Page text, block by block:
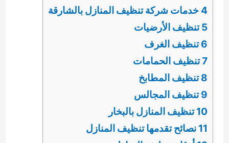
4 خدمات شركة تنظيف المنازل بالشارقة
5 تنظيف الأرضيات
6 تنظيف الغرف
7 تنظيف الحمامات
8 تنظيف المطابخ
9 تنظيف المجالس
10 تنظيف المنازل بالبخار
11 نصائح تقدمها تنظيف المنازل